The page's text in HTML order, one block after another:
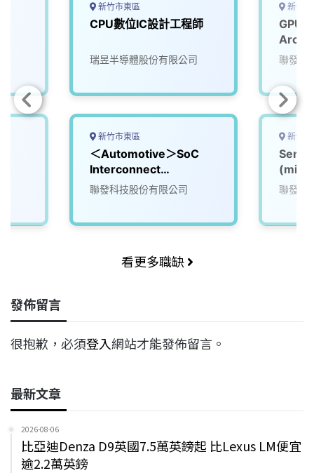
新竹市東區
CPU數位IC設計工程師
瑞昱半導體股份有限公司
新竹市東區
＜Automotive＞SoC
Interconnect
Architect, Designer,
聯發科技股份有限公司
新竹
GPU
聯發科
新竹
聯發科
看更多職缺
發佈留言
很抱歉，必須登入網站才能發佈留言。
最新文章
2026-08-06
比亞迪Denza D9英國7.5萬英鎊起 比Lexus LM便宜
逾2.2萬英鎊